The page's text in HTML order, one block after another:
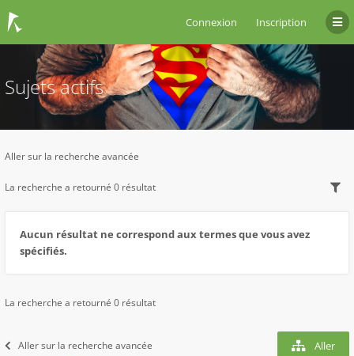
Connexion Inscription
Sujets actifs
Aller sur la recherche avancée
La recherche a retourné 0 résultat
Aucun résultat ne correspond aux termes que vous avez
spécifiés.
La recherche a retourné 0 résultat
Aller sur la recherche avancée Aller